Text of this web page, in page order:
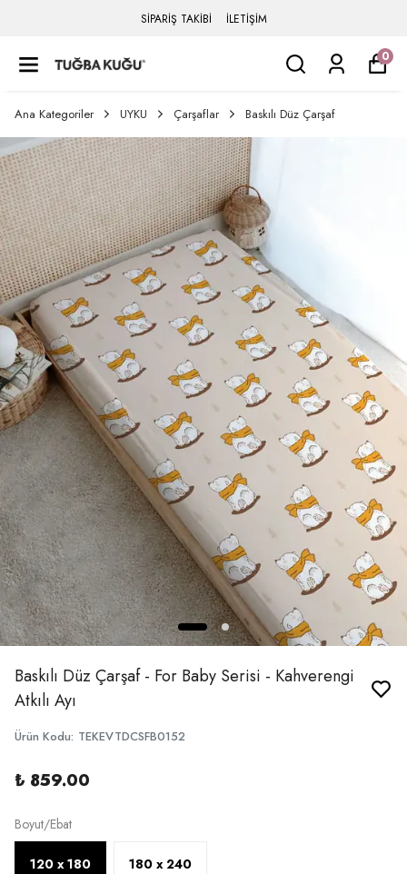
SİPARİŞ TAKİBİ İLETİŞİM
0
Ana Kategoriler UYKU Çarşaflar Baskılı Düz Çarşaf
Baskılı Düz Çarşaf - For Baby Serisi - Kahverengi
Atkılı Ayı
Ürün Kodu: TEKEVTDCSFB0152
₺ 859.00
Boyut/Ebat
120 x 180 180 x 240